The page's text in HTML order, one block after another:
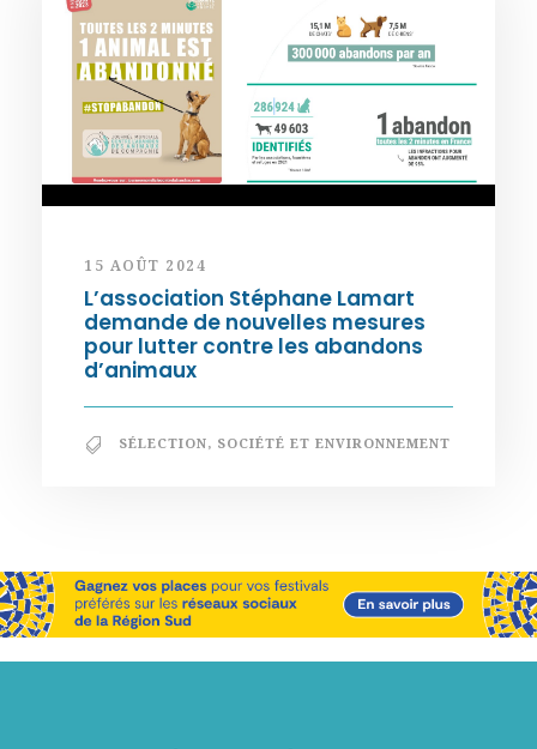
15 AOÛT 2024
L’association Stéphane Lamart
demande de nouvelles mesures
pour lutter contre les abandons
d’animaux
SÉLECTION, SOCIÉTÉ ET ENVIRONNEMENT